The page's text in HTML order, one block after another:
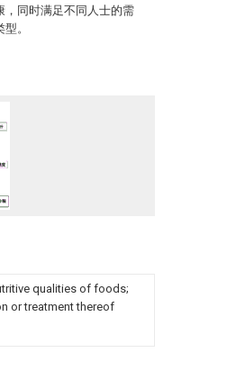
，同时满足不同人士的需
。
qualities of foods;
or treatment thereof